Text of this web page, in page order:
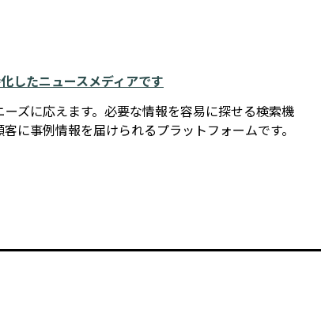
したニュースメディアです
ズに応えます。必要な情報を容易に探せる検索機
に事例情報を届けられるプラットフォームです。